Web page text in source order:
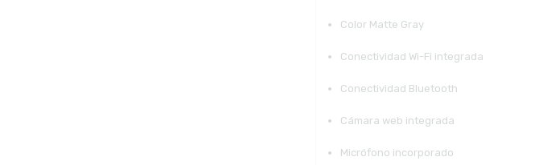
Color Matte Gray
Conectividad Wi-Fi integrada
Conectividad Bluetooth
Cámara web integrada
Micrófono incorporado